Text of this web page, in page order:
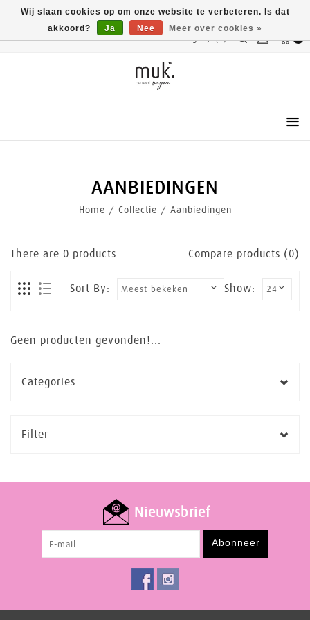
Vergelijk(0)
AANBIEDINGEN
Home / Collectie / Aanbiedingen
There are 0 products Compare products (0)
Show:
Sort By:
Geen producten gevonden!...
Categories
Filter
Nieuwsbrief
Abonneer
Wij slaan cookies op om onze website te verbeteren. Is dat
akkoord?
Ja Nee Meer over cookies »